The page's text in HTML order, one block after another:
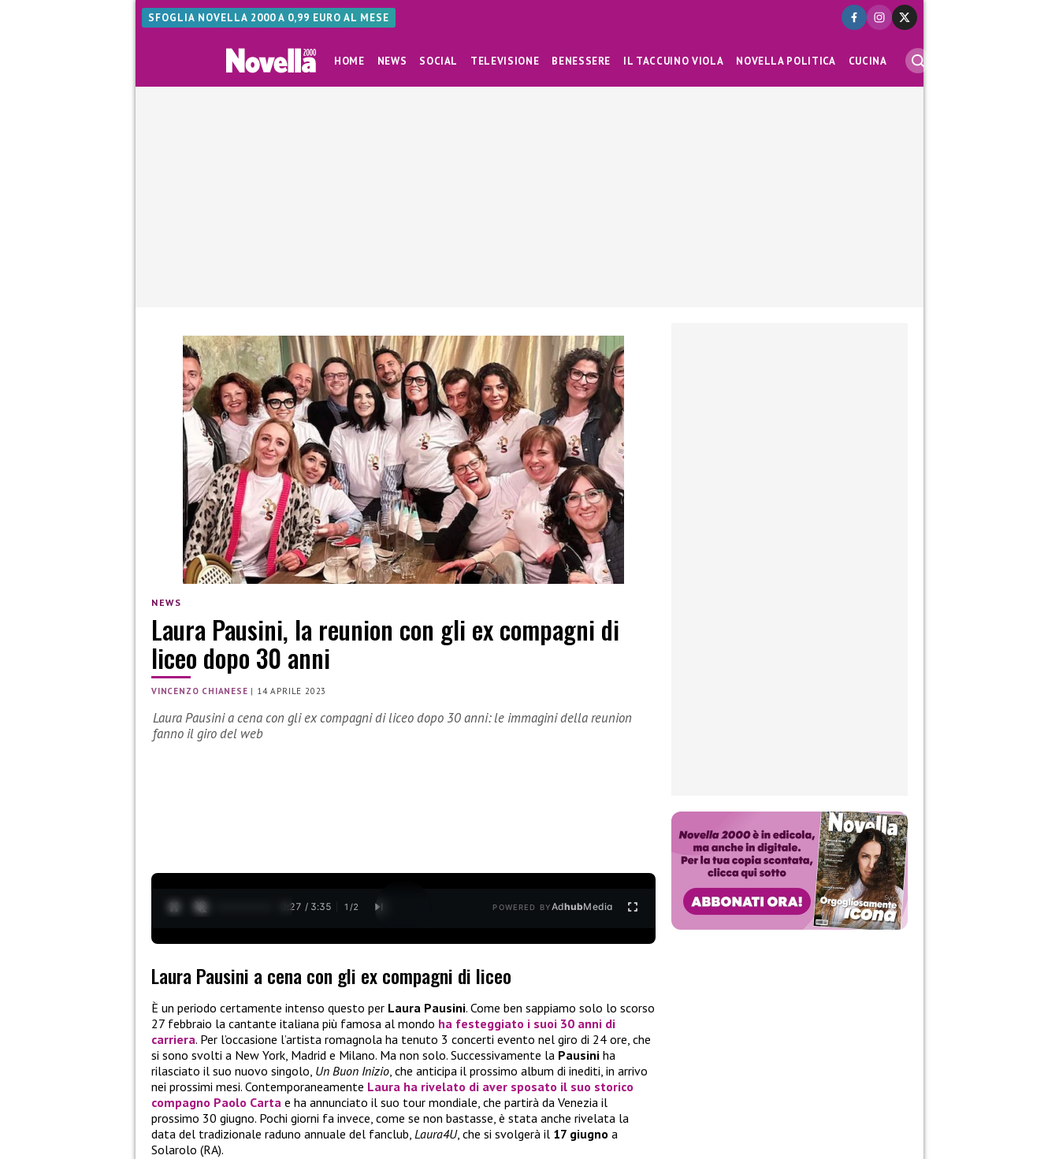
SFOGLIA NOVELLA 2000 A 0,99 EURO AL MESE
HOME NEWS SOCIAL TELEVISIONE BENESSERE IL TACCUINO VIOLA NOVELLA POLITICA CUCINA
NEWS
Laura Pausini, la reunion con gli ex compagni di
liceo dopo 30 anni
VINCENZO CHIANESE | 14 APRILE 2023
Laura Pausini a cena con gli ex compagni di liceo dopo 30 anni: le immagini della reunion
fanno il giro del web
0:28 / 3:35 1 /2 POWERED BYAdhubMedia
Laura Pausini a cena con gli ex compagni di liceo
È un periodo certamente intenso questo per Laura Pausini. Come ben sappiamo solo lo scorso
27 febbraio la cantante italiana più famosa al mondo ha festeggiato i suoi 30 anni di
carriera. Per l’occasione l’artista romagnola ha tenuto 3 concerti evento nel giro di 24 ore, che
si sono svolti a New York, Madrid e Milano. Ma non solo. Successivamente la Pausini ha
rilasciato il suo nuovo singolo, Un Buon Inizio, che anticipa il prossimo album di inediti, in arrivo
nei prossimi mesi. Contemporaneamente Laura ha rivelato di aver sposato il suo storico
compagno Paolo Carta e ha annunciato il suo tour mondiale, che partirà da Venezia il
prossimo 30 giugno. Pochi giorni fa invece, come se non bastasse, è stata anche rivelata la
data del tradizionale raduno annuale del fanclub, Laura4U, che si svolgerà il 17 giugno a
Solarolo (RA).